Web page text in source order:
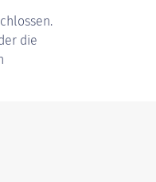
die